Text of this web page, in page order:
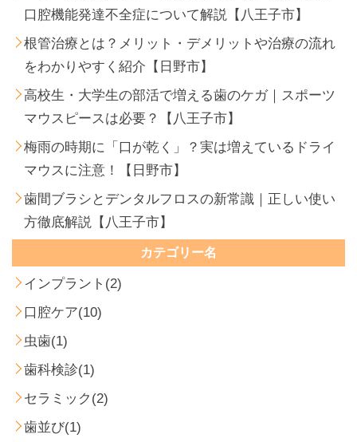
口腔機能発達不全症について解説【八王子市】
根管治療とは？メリット・デメリットや治療の流れ
をわかりやすく紹介【日野市】
高校生・大学生の部活で増える歯のケガ｜スポーツ
マウスピースは必要？【八王子市】
梅雨の時期に「口が乾く」？実は増えているドライ
マウスに注意！【日野市】
歯間ブラシとデンタルフロスの新常識｜正しい使い
方徹底解説【八王子市】
カテゴリー名
インプラント(2)
口腔ケア(10)
虫歯(1)
歯科検診(1)
セラミック(2)
歯並び(1)